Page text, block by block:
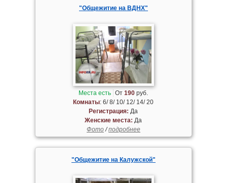
"Общежитие на ВДНХ"
Места есть От190 руб.
Комнаты: 6/ 8/ 10/ 12/ 14/ 20
Регистрация: Да
Женские места: Да
Фото/подробнее
"Общежитие на Калужской"